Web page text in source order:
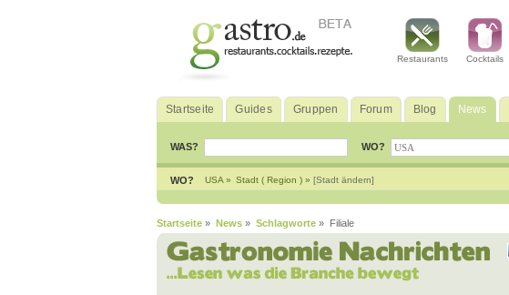
Restaurants Cocktails
Startseite Guides Gruppen Forum Blog News
WAS? WO?
WO? USA » Stadt ( Region ) » [Stadt ändern]
Startseite » News » Schlagworte » Filiale